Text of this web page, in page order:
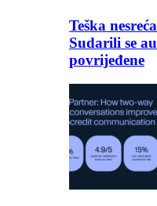
Teška
Sudarili se
povrijeđene